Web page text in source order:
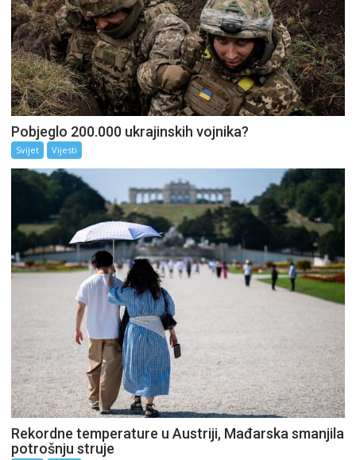
Pobjeglo 200.000 ukrajinskih vojnika?
Svijet Vijesti
Rekordne temperature u Austriji, Mađarska smanjila
potrošnju struje